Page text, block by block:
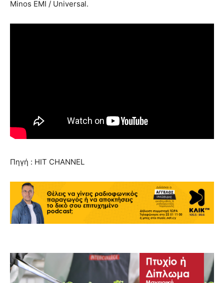
Minos EMI / Universal.
Πηγή : HIT CHANNEL